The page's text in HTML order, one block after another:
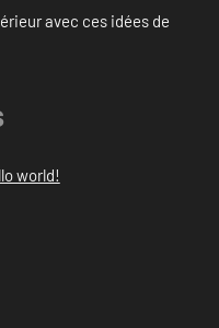
avec ces idées de
world!